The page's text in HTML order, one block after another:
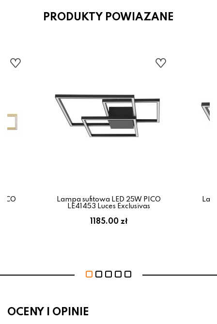
PRODUKTY POWIAZANE
Lampa sufitowa LED 25W PICO
LE41453 Luces Exclusivas
1185.00 zł
OCENY I OPINIE